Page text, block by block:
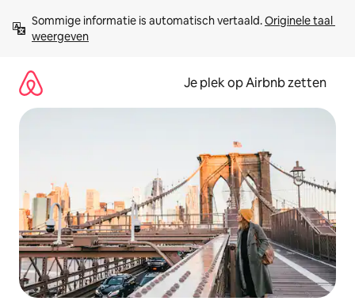
direct
naar
Sommige informatie is automatisch vertaald. Originele taal
weergeven
Je plek op Airbnb zetten